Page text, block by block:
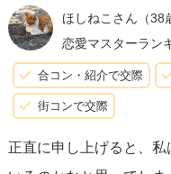
入れられるでしょうが
普遍的な話題からコミュ
頼が築かれた後に過去
印象は良いでしょう。
お相手がどのように感
ほしねこさん （
恋愛マスターラン
合コン・紹介で交際
街コンで交際
正直に申し上げると、